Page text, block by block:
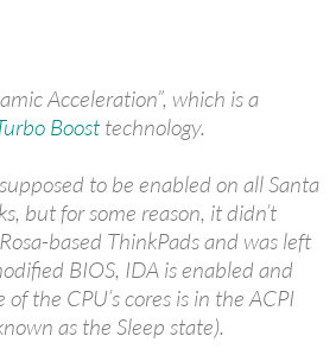
Acceleration”, which is a
Boosttechnology.
to be enabled on all Santa
but for some reason, it didn’t
based ThinkPads and was left
BIOS, IDA is enabled and
the CPU’s cores is in the ACPI
as the Sleep state).